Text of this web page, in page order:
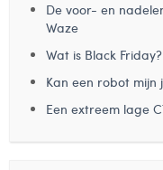
De voor- en
Waze
Wat is Black Friday?
Kan een robot mijn
Een extreem lage